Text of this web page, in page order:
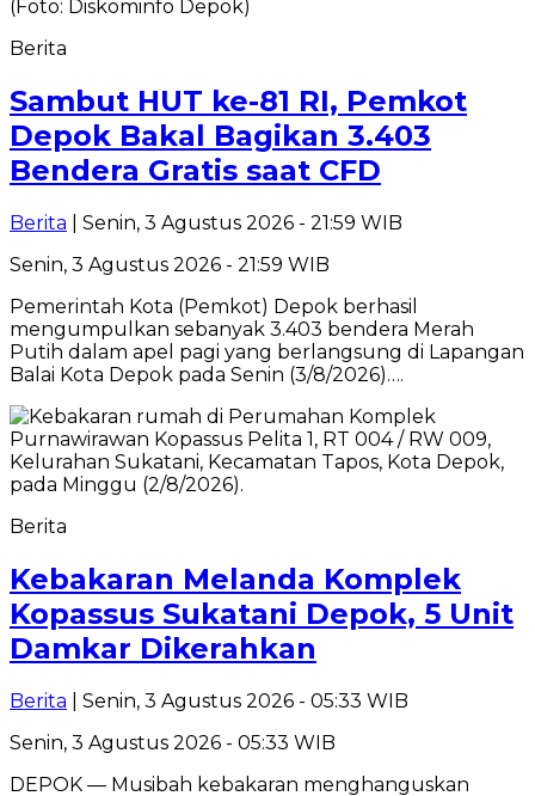
Berita
Sambut HUT ke-81 RI, Pemkot
Depok Bakal Bagikan 3.403
Bendera Gratis saat CFD
Berita | Senin, 3 Agustus 2026 - 21:59 WIB
Senin, 3 Agustus 2026 - 21:59 WIB
Pemerintah Kota (Pemkot) Depok berhasil
mengumpulkan sebanyak 3.403 bendera Merah
Putih dalam apel pagi yang berlangsung di Lapangan
Balai Kota Depok pada Senin (3/8/2026)….
Berita
Kebakaran Melanda Komplek
Kopassus Sukatani Depok, 5 Unit
Damkar Dikerahkan
Berita | Senin, 3 Agustus 2026 - 05:33 WIB
Senin, 3 Agustus 2026 - 05:33 WIB
DEPOK — Musibah kebakaran menghanguskan